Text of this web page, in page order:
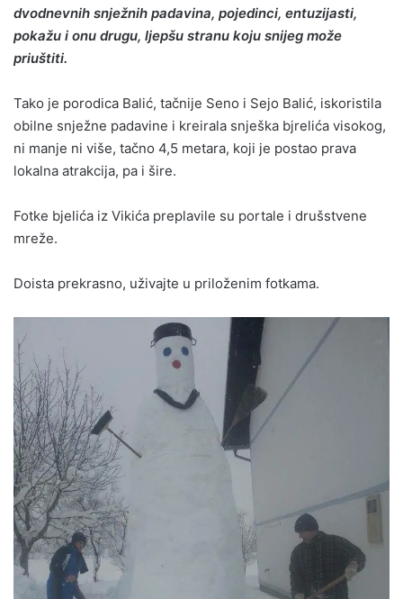
dvodnevnih snježnih padavina, pojedinci, entuzijasti,
pokažu i onu drugu, ljepšu stranu koju snijeg može
priuštiti.
Tako je porodica Balić, tačnije Seno i Sejo Balić, iskoristila
obilne snježne padavine i kreirala snješka bjrelića visokog,
ni manje ni više, tačno 4,5 metara, koji je postao prava
lokalna atrakcija, pa i šire.
Fotke bjelića iz Vikića preplavile su portale i drušstvene
mreže.
Doista prekrasno, uživajte u priloženim fotkama.